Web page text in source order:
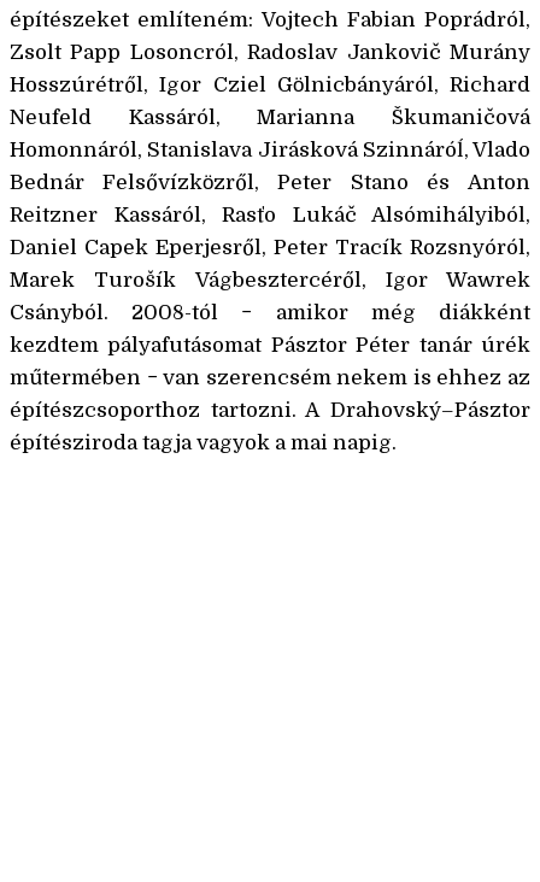
építészeket említeném: Vojtech Fabian Poprádról,
Zsolt Papp Losoncról, Radoslav Jankovič Murány
Hosszúrétről, Igor Cziel Gӧlnicbányáról, Richard
Neufeld Kassáról, Marianna Škumaničová
Homonnáról, Stanislava Jirásková Szinnáróĺ, Vlado
Bednár Felsővízkӧzről, Peter Stano és Anton
Reitzner Kassáról, Rasťo Lukáč Alsómihályiból,
Daniel Capek Eperjesről, Peter Tracík Rozsnyóról,
Marek Turošík Vágbesztercéről, Igor Wawrek
Csányból. 2008-tól − amikor még diákként
kezdtem pályafutásomat Pásztor Péter tanár úrék
műtermében − van szerencsém nekem is ehhez az
építészcsoporthoz tartozni. A Drahovský–Pásztor
építésziroda tagja vagyok a mai napig.